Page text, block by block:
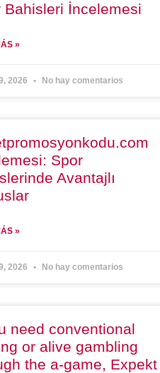
Bahisleri İncelemesi
»
2026 No hay comentarios
Spor
Avantajlı
»
2026 No hay comentarios
need conventional
or alive gambling
the a-game, Expekt